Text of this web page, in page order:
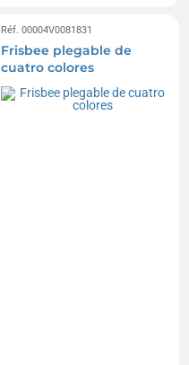
Réf. 00004V0081831
Frisbee plegable de
cuatro colores